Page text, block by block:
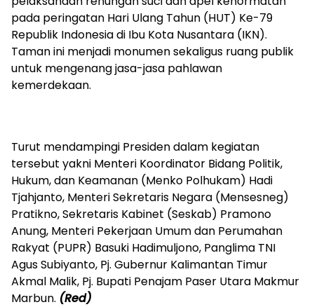
pada peringatan Hari Ulang Tahun (HUT) Ke-79
Republik Indonesia di Ibu Kota Nusantara (IKN).
Taman ini menjadi monumen sekaligus ruang publik
untuk mengenang jasa-jasa pahlawan
kemerdekaan.
Turut mendampingi Presiden dalam kegiatan
tersebut yakni Menteri Koordinator Bidang Politik,
Hukum, dan Keamanan (Menko Polhukam) Hadi
Tjahjanto, Menteri Sekretaris Negara (Mensesneg)
Pratikno, Sekretaris Kabinet (Seskab) Pramono
Anung, Menteri Pekerjaan Umum dan Perumahan
Rakyat (PUPR) Basuki Hadimuljono, Panglima TNI
Agus Subiyanto, Pj. Gubernur Kalimantan Timur
Akmal Malik, Pj. Bupati Penajam Paser Utara Makmur
Marbun. (Red)